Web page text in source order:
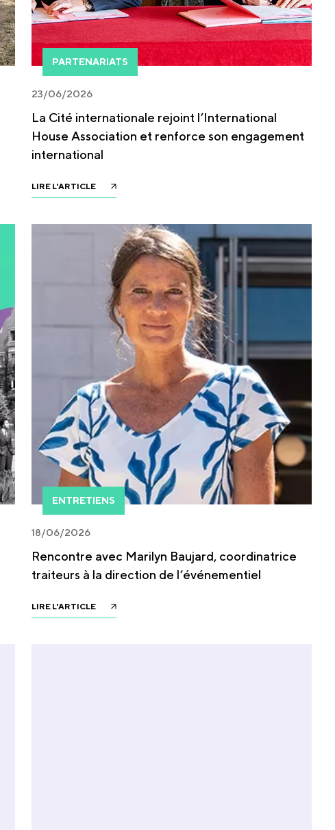
PARTENARIATS
23/06/2026
La Cité internationale rejoint l’International
House Association et renforce son engagement
international
LIRE L'ARTICLE
ENTRETIENS
18/06/2026
Rencontre avec Marilyn Baujard, coordinatrice
traiteurs à la direction de l’événementiel
LIRE L'ARTICLE